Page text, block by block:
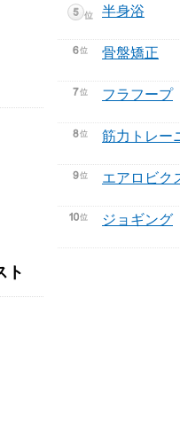
ト
半身浴
骨盤矯正
フラフープ
筋力トレー
エアロビク
ジョギング